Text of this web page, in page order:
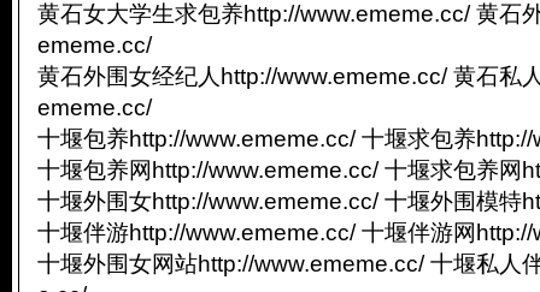
黄石女大学生求包养http://www.ememe.cc/ 黄石
ememe.cc/
黄石外围女经纪人http://www.ememe.cc/ 黄石私
ememe.cc/
十堰包养http://www.ememe.cc/ 十堰求包养
十堰包养网http://www.ememe.cc/ 十堰求包养网
十堰外围女http://www.ememe.cc/ 十堰外围模特
十堰伴游http://www.ememe.cc/ 十堰伴游网
十堰外围女网站http://www.ememe.cc/ 十堰私人